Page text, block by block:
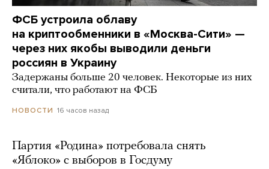
ФСБ устроила облаву
на криптообменники в «Москва-Сити» —
через них якобы выводили деньги
россиян в Украину
Задержаны больше 20 человек. Некоторые из них
считали, что работают на ФСБ
НОВОСТИ 16 часов назад
Партия «Родина» потребовала снять
«Яблоко» с выборов в Госдуму